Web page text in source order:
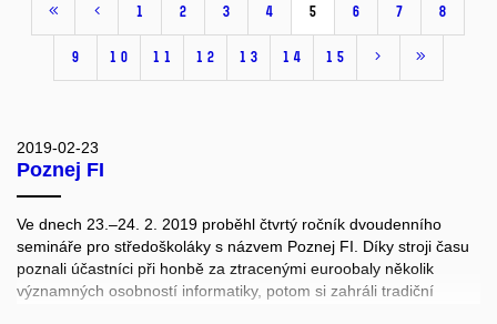
1 2 3 4 5 6 7 8
9 10 11 12 13 14 15
2019-02-23
Poznej FI
Ve dnech 23.–24. 2. 2019 proběhl čtvrtý ročník dvoudenního
semináře pro středoškoláky s názvem Poznej FI. Díky stroji času
poznali účastníci při honbě za ztracenými euroobaly několik
významných osobností informatiky, potom si zahráli tradiční